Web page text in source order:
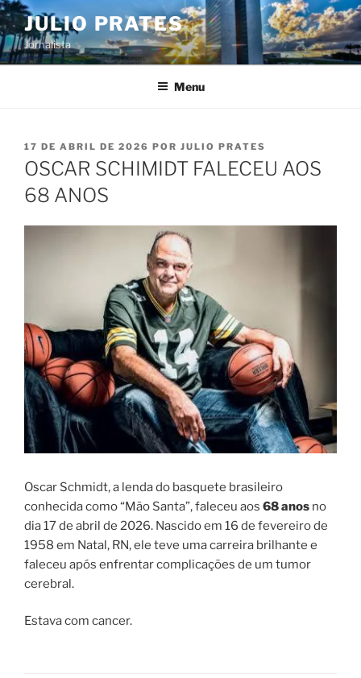
Pular
para
o
conteúdo
JULIO PRATES
Jornalista
Menu
PUBLICADO
EM
17 DE ABRIL DE 2026 POR JULIO PRATES
OSCAR SCHIMIDT FALECEU AOS
68 ANOS
Oscar Schmidt, a lenda do basquete brasileiro
conhecida como “Mão Santa”, faleceu aos 68 anos no
dia 17 de abril de 2026. Nascido em 16 de fevereiro de
1958 em Natal, RN, ele teve uma carreira brilhante e
faleceu após enfrentar complicações de um tumor
cerebral.
Estava com cancer.